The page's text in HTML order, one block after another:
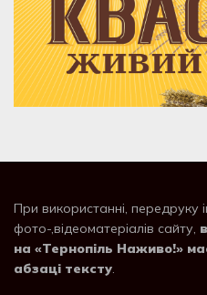
При використанні, передруку
фото-,відеоматеріалів сайту,
на «Тернопіль Наживо!»
абзаці тексту.